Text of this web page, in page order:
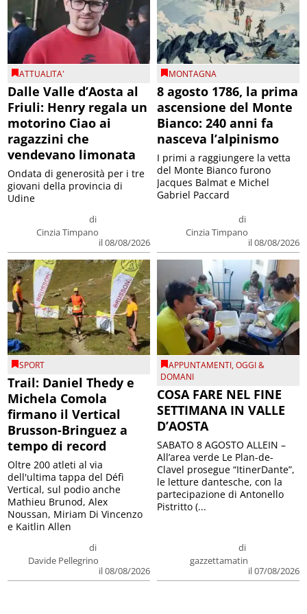
ATTUALITA'
Dalle Valle d’Aosta al
Friuli: Henry regala un
motorino Ciao ai
ragazzini che
vendevano limonata
di
Cinzia Timpano
il 08/08/2026
Ondata di generosità per i tre
giovani della provincia di
Udine
MONTAGNA
8 agosto 1786, la prima
ascensione del Monte
Bianco: 240 anni fa
nasceva l’alpinismo
di
Cinzia Timpano
il 08/08/2026
I primi a raggiungere la vetta
del Monte Bianco furono
Jacques Balmat e Michel
Gabriel Paccard
SPORT
Trail: Daniel Thedy e
Michela Comola
firmano il Vertical
Brusson-Bringuez a
tempo di record
di
Davide Pellegrino
il 08/08/2026
Oltre 200 atleti al via
dell'ultima tappa del Défì
Vertical, sul podio anche
Mathieu Brunod, Alex
Noussan, Miriam Di Vincenzo
e Kaitlin Allen
APPUNTAMENTI,OGGI &
DOMANI
COSA FARE NEL FINE
SETTIMANA IN VALLE
D’AOSTA
di
gazzettamatin
il 07/08/2026
SABATO 8 AGOSTO ALLEIN –
All’area verde Le Plan-de-
Clavel prosegue “ItinerDante”,
le letture dantesche, con la
partecipazione di Antonello
Pistritto (...